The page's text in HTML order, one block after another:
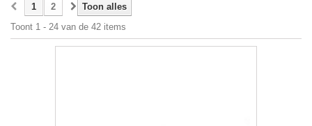
Toon alles
1
2
Toont 1 - 24 van de 42 items